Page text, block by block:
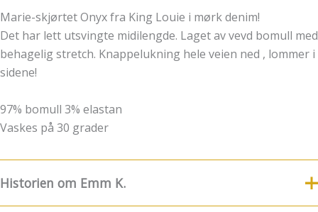
Marie-skjørtet Onyx fra King Louie i mørk denim!
Det har lett utsvingte midilengde. Laget av vevd bomull med
behagelig stretch. Knappelukning hele veien ned , lommer i
sidene!
97% bomull 3% elastan
Vaskes på 30 grader
Historien om Emm K.